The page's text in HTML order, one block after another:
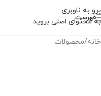
برو به ناوبری
به محتوای اصلی بروید
فهرست
خانه/محصولات